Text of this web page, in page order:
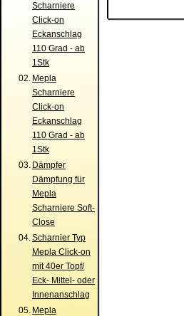
Scharniere
Click-on
Eckanschlag
110 Grad - ab
1Stk
02. Mepla
Scharniere
Click-on
Eckanschlag
110 Grad - ab
1Stk
03. Dämpfer
Dämpfung für
Mepla
Scharniere Soft-
Close
04.Scharnier Typ
Mepla Click-on
mit 40er Topf/
Eck- Mittel- oder
Innenanschlag
05. Mepla